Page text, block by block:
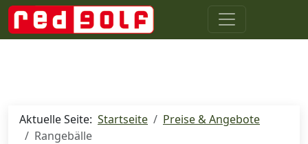
Aktuelle Seite: Startseite
Preise & Angebote
Rangebälle